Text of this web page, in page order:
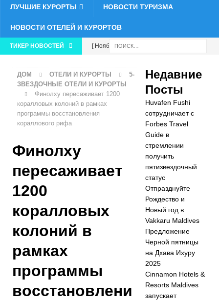
ЛУЧШИЕ КУРОРТЫ НОВОСТИ ТУРИЗМА
НОВОСТИ ОТЕЛЕЙ И КУРОРТОВ
ТИКЕР НОВОСТЕЙ [ Ноябрь 26,
сотрудничает
с Forbes Travel
5-
[ Ноябрь 24,
2025 ]
ДОМ ОТЕЛИ И КУРОРТЫ
5-
ЗВЕЗДОЧНЫЕ ОТЕЛИ И КУРОРТЫ
Финолху пересаживает 1200
коралловых колоний в рамках
программы восстановления
кораллового рифа
Финолху
пересаживает
1200
коралловых
колоний в
рамках
программы
восстановлени
Недавние
Посты
Huvafen Fushi
сотрудничает с
Forbes Travel
Guide в
стремлении
получить
пятизвездочный
статус
Отпразднуйте
Рождество и
Новый год в
Vakkaru Maldives
Предложение
Черной пятницы
на Дхава Ихуру
2025
Cinnamon Hotels &
Resorts Maldives
запускает